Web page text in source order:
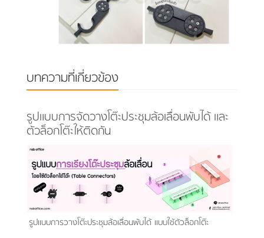
บทความที่เกี่ยวข้อง
รูปแบบการจัดวางโต๊ะประชุมล้อเลื่อนพับได้ และ
ตัวล็อกโต๊ะให้ติดกัน
รูปแบบการวางโต๊ะประชุมล้อเลื่อนพับได้ แบบใช้ตัวล็อกโต๊ะ